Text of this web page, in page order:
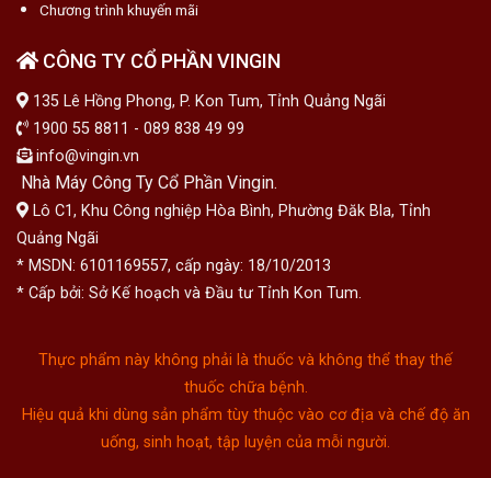
Chương trình khuyến mãi
CÔNG TY CỔ PHẦN VINGIN
135 Lê Hồng Phong, P. Kon Tum, Tỉnh Quảng Ngãi
1900 55 8811 - 089 838 49 99
info@vingin.vn
Nhà Máy Công Ty Cổ Phần Vingin.
Lô C1, Khu Công nghiệp Hòa Bình, Phường Đăk Bla, Tỉnh
Quảng Ngãi
* MSDN: 6101169557, cấp ngày: 18/10/2013
* Cấp bởi: Sở Kế hoạch và Đầu tư Tỉnh Kon Tum.
Thực phẩm này không phải là thuốc và không thể thay thế
thuốc chữa bệnh.
Hiệu quả khi dùng sản phẩm tùy thuộc vào cơ địa và chế độ ăn
uống, sinh hoạt, tập luyện của mỗi người.